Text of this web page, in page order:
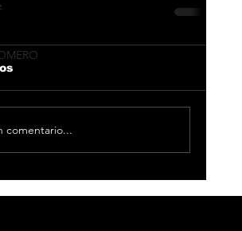
comentario...